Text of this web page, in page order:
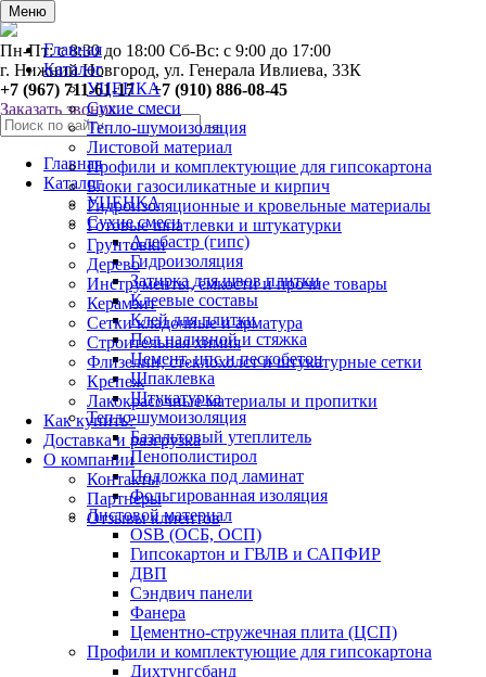
Меню
Главная
Каталог
УЦЕНКА
Сухие смеси
Тепло-шумоизоляция
Листовой материал
Профили и комплектующие для гипсокартона
Блоки газосиликатные и кирпич
Гидроизоляционные и кровельные материалы
Готовые шпатлевки и штукатурки
Грунтовки
Дерево
Инструменты, ёмкости и прочие товары
Керамзит
Сетки кладочные и арматура
Строительная химия
Флизелин, стеклохолст и штукатурные сетки
Крепеж
Лакокрасочные материалы и пропитки
Как купить?
Доставка и разгрузка
О компании
Контакты
Партнеры
Отзывы клиентов
0
Пн-Пт: с 8:30 до 18:00 Сб-Вс: с 9:00 до 17:00
г. Нижний Новгород, ул. Генерала Ивлиева, 33К
+7 (967) 711-61-17 +7 (910) 886-08-45
Заказать звонок
Главная
Каталог
УЦЕНКА
Сухие смеси
Алебастр (гипс)
Гидроизоляция
Затирка для швов плитки
Клеевые составы
Клей для плитки
Пол наливной и стяжка
Цемент, цпс и пескобетон
Шпаклевка
Штукатурка
Тепло-шумоизоляция
Базальтовый утеплитель
Пенополистирол
Подложка под ламинат
Фольгированная изоляция
Листовой материал
OSB (ОСБ, ОСП)
Гипсокартон и ГВЛВ и САПФИР
ДВП
Сэндвич панели
Фанера
Цементно-стружечная плита (ЦСП)
Профили и комплектующие для гипсокартона
Дихтунгсбанд